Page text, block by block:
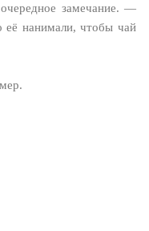
замечание. —
её нанимали, чтобы чай